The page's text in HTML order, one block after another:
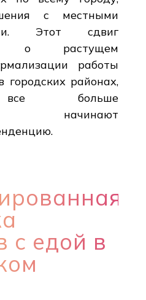
с местными
Этот сдвиг
о растущем
работы
городских районах,
все больше
начинают
с едой в